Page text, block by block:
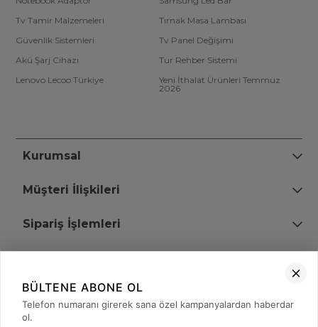
Tv Tamir Malzemeleri
Tırnak Masa Lambası
Güvenlik Sistemleri
Tv Panel Değişimi
Akü Şarj Cihazı
Tur Rehber Sistemi
Lenovo Lecoo Türkiye
Yeni İthalat Ürünleri Temmuz
2026
Kurumsal
Müşteri İlişkileri
Sipariş İşlemleri
+90 (850) 473 08 08
BÜLTENE ABONE OL
Telefon numaranı girerek sana özel kampanyalardan haberdar
ol.